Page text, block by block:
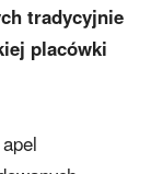
tradycyjnie
placówki